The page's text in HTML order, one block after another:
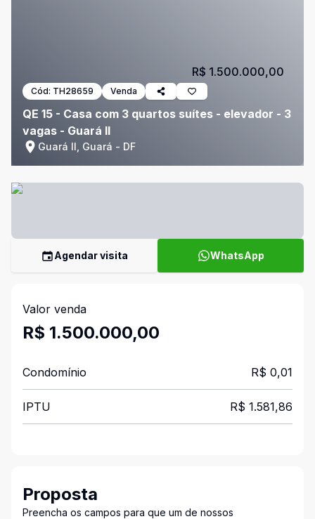
Cód: TH28659 Venda
QE 15 - Casa com 3 quartos suítes - elevador - 3
vagas - Guará II
Guará II, Guará - DF
R$ 1.500.000,00
Agendar visita WhatsApp
Valor venda
R$ 1.500.000,00
Condomínio R$ 0,01
IPTU R$ 1.581,86
Proposta
Preencha os campos para que um de nossos